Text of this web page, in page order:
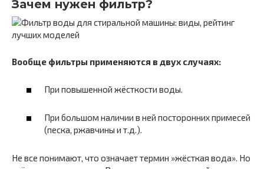
Зачем нужен фильтр?
Вообще фильтры применяются в двух случаях:
При повышенной жёсткости воды.
При большом наличии в ней посторонних примесей
(песка, ржавчины и т.д.).
Не все понимают, что означает термин »жёсткая вода». Но